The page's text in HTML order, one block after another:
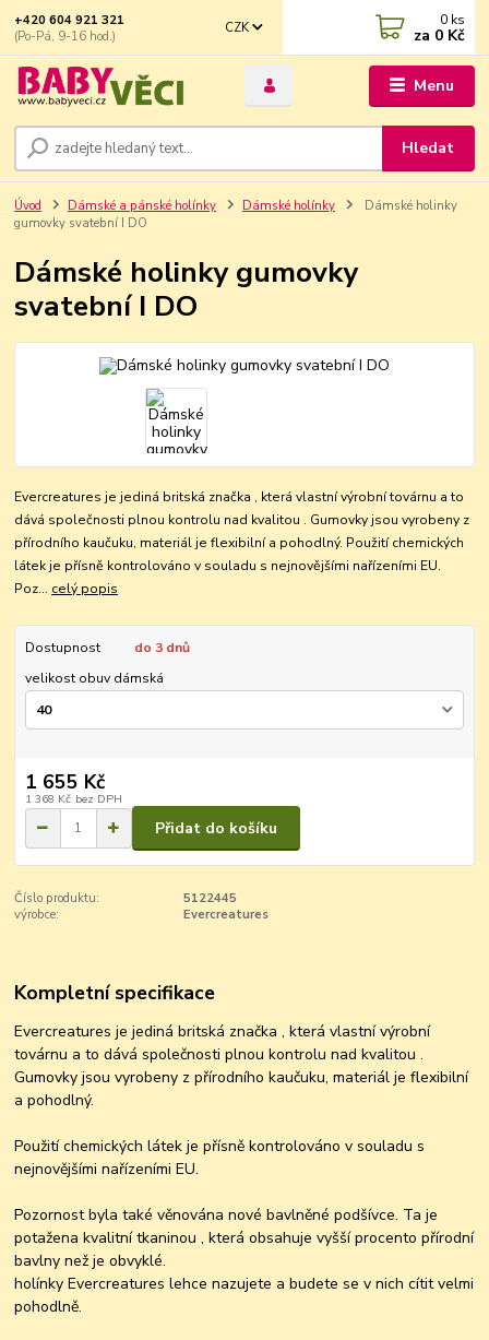
Menu
CZK
Hledat
+420 604 921 321
(Po-Pá, 9-16 hod.)
0 ks
za 0 Kč
Úvod Dámské a pánské holínky Dámské holínky
Dámské holinky
gumovky svatební I DO
Dámské holinky gumovky
svatební I DO
Evercreatures je jediná britská značka , která vlastní výrobní továrnu a to
dává společnosti plnou kontrolu nad kvalitou . Gumovky jsou vyrobeny z
přírodního kaučuku, materiál je flexibilní a pohodlný. Použití chemických
látek je přísně kontrolováno v souladu s nejnovějšími nařízeními EU.
Poz... celý popis
Dostupnost
do 3 dnů
velikost obuv dámská
1 655 Kč
1 368 Kč bez DPH
Přidat do košíku
Číslo produktu:
5122445
výrobce:
Evercreatures
Kompletní specifikace
Evercreatures je jediná britská značka , která vlastní výrobní
továrnu a to dává společnosti plnou kontrolu nad kvalitou .
Gumovky jsou vyrobeny z přírodního kaučuku, materiál je flexibilní
a pohodlný.
Použití chemických látek je přísně kontrolováno v souladu s
nejnovějšími nařízeními EU.
Pozornost byla také věnována nové bavlněné podšívce. Ta je
potažena kvalitní tkaninou , která obsahuje vyšší procento přírodní
bavlny než je obvyklé.
holínky Evercreatures lehce nazujete a budete se v nich cítit velmi
pohodlně.